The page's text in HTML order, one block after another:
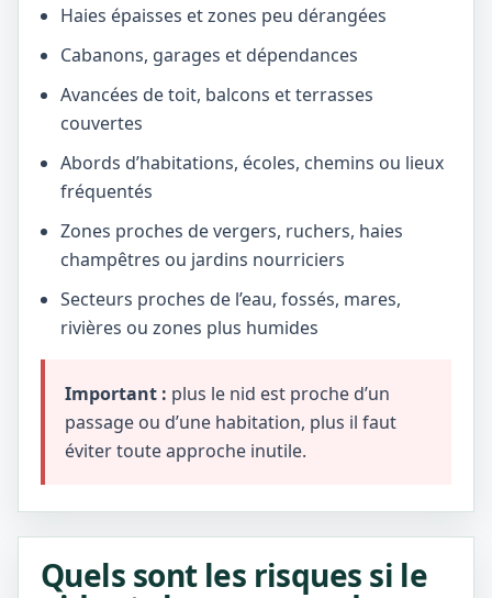
Haies épaisses et zones peu dérangées
Cabanons, garages et dépendances
Avancées de toit, balcons et terrasses
couvertes
Abords d’habitations, écoles, chemins ou lieux
fréquentés
Zones proches de vergers, ruchers, haies
champêtres ou jardins nourriciers
Secteurs proches de l’eau, fossés, mares,
rivières ou zones plus humides
Important : plus le nid est proche d’un
passage ou d’une habitation, plus il faut
éviter toute approche inutile.
Quels sont les risques si le